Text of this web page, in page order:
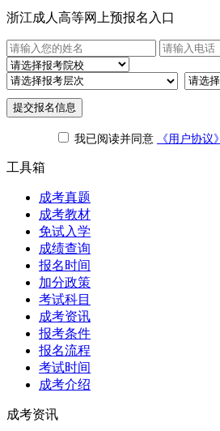
浙江成人高等网上预报名入口
提交报名信息
我已阅读并同意 《用户协议》
工具箱
成考真题
成考教材
免试入学
成绩查询
报名时间
加分政策
考试科目
成考资讯
报考条件
报名流程
考试时间
成考介绍
成考资讯